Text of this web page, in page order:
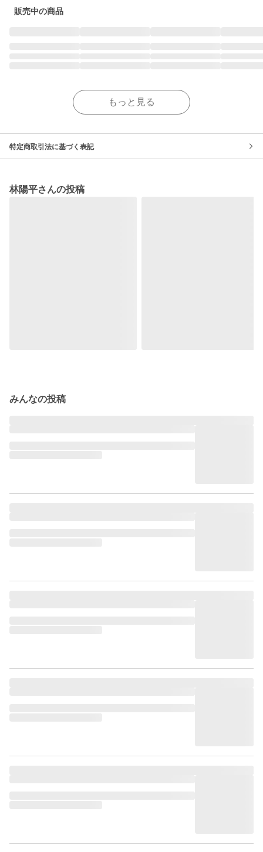
販売中の商品
もっと見る
特定商取引法に基づく表記
林陽平さんの投稿
みんなの投稿